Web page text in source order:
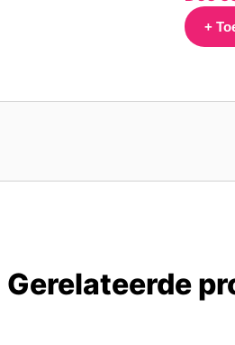
+
Gerelateerde